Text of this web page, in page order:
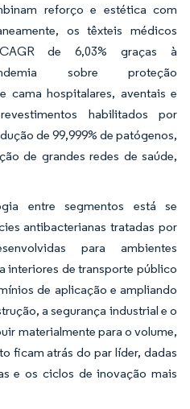
reforço e estética com
os têxteis médicos
de 6,03% graças à
sobre proteção
cama hospitalares, aventais e
habilitados por
de 99,999% de patógenos,
de grandes redes de saúde,
entre segmentos está se
antibacterianas tratadas por
para ambientes
interiores de transporte público
de aplicação e ampliando
a segurança industrial e o
materialmente para o volume,
ficam atrás do par líder, dadas
e os ciclos de inovação mais